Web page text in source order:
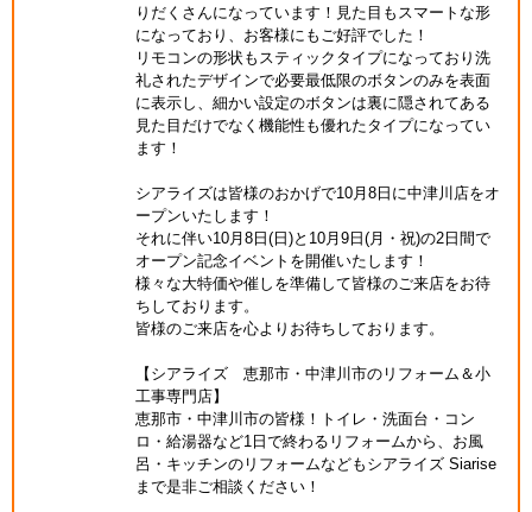
りだくさんになっています！見た目もスマートな形
になっており、お客様にもご好評でした！
リモコンの形状もスティックタイプになっており洗
礼されたデザインで必要最低限のボタンのみを表面
に表示し、細かい設定のボタンは裏に隠されてある
見た目だけでなく機能性も優れたタイプになってい
ます！
シアライズは皆様のおかげで10月8日に中津川店をオ
ープンいたします！
それに伴い10月8日(日)と10月9日(月・祝)の2日間で
オープン記念イベントを開催いたします！
様々な大特価や催しを準備して皆様のご来店をお待
ちしております。
皆様のご来店を心よりお待ちしております。
【シアライズ 恵那市・中津川市のリフォーム＆小
工事専門店】
恵那市・中津川市の皆様！トイレ・洗面台・コン
ロ・給湯器など1日で終わるリフォームから、お風
呂・キッチンのリフォームなどもシアライズ Siarise
まで是非ご相談ください！